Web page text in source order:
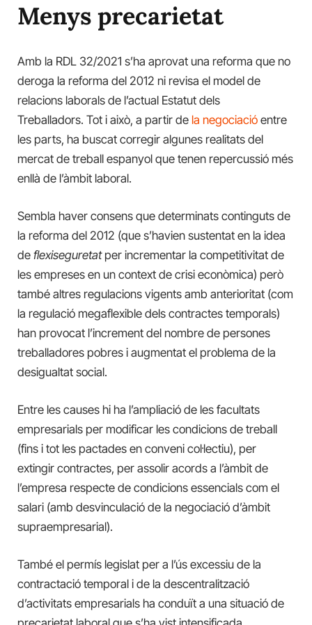
Menys precarietat
Amb la RDL 32/2021 s’ha aprovat una reforma que no
deroga la reforma del 2012 ni revisa el model de
relacions laborals de l’actual Estatut dels
Treballadors. Tot i això, a partir de la negociació entre
les parts, ha buscat corregir algunes realitats del
mercat de treball espanyol que tenen repercussió més
enllà de l’àmbit laboral.
Sembla haver consens que determinats continguts de
la reforma del 2012 (que s’havien sustentat en la idea
de flexiseguretatper incrementar la competitivitat de
les empreses en un context de crisi econòmica) però
també altres regulacions vigents amb anterioritat (com
la regulació megaflexible dels contractes temporals)
han provocat l’increment del nombre de persones
treballadores pobres i augmentat el problema de la
desigualtat social.
Entre les causes hi ha l’ampliació de les facultats
empresarials per modificar les condicions de treball
(fins i tot les pactades en conveni col·lectiu), per
extingir contractes, per assolir acords a l’àmbit de
l’empresa respecte de condicions essencials com el
salari (amb desvinculació de la negociació d’àmbit
supraempresarial).
També el permís legislat per a l’ús excessiu de la
contractació temporal i de la descentralització
d’activitats empresarials ha conduït a una situació de